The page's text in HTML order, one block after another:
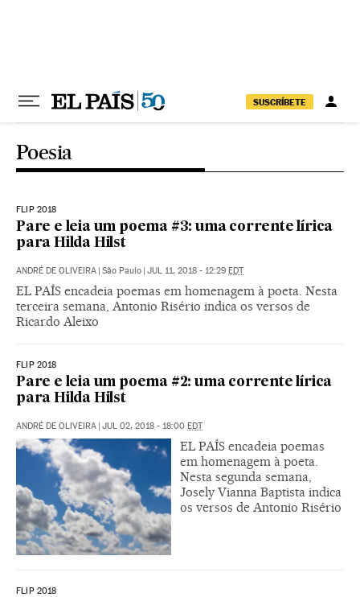
SUSCRÍBETE
Poesia
FLIP 2018
Pare e leia um poema #3: uma corrente lírica
para Hilda Hilst
ANDRÉ DE OLIVEIRA | São Paulo | JUL 11, 2018 - 12:29 EDT
EL PAÍS encadeia poemas em homenagem à poeta. Nesta
terceira semana, Antonio Risério indica os versos de
Ricardo Aleixo
FLIP 2018
Pare e leia um poema #2: uma corrente lírica
para Hilda Hilst
ANDRÉ DE OLIVEIRA | JUL 02, 2018 - 18:00 EDT
EL PAÍS encadeia poemas
em homenagem à poeta.
Nesta segunda semana,
Josely Vianna Baptista indica
os versos de Antonio Risério
FLIP 2018